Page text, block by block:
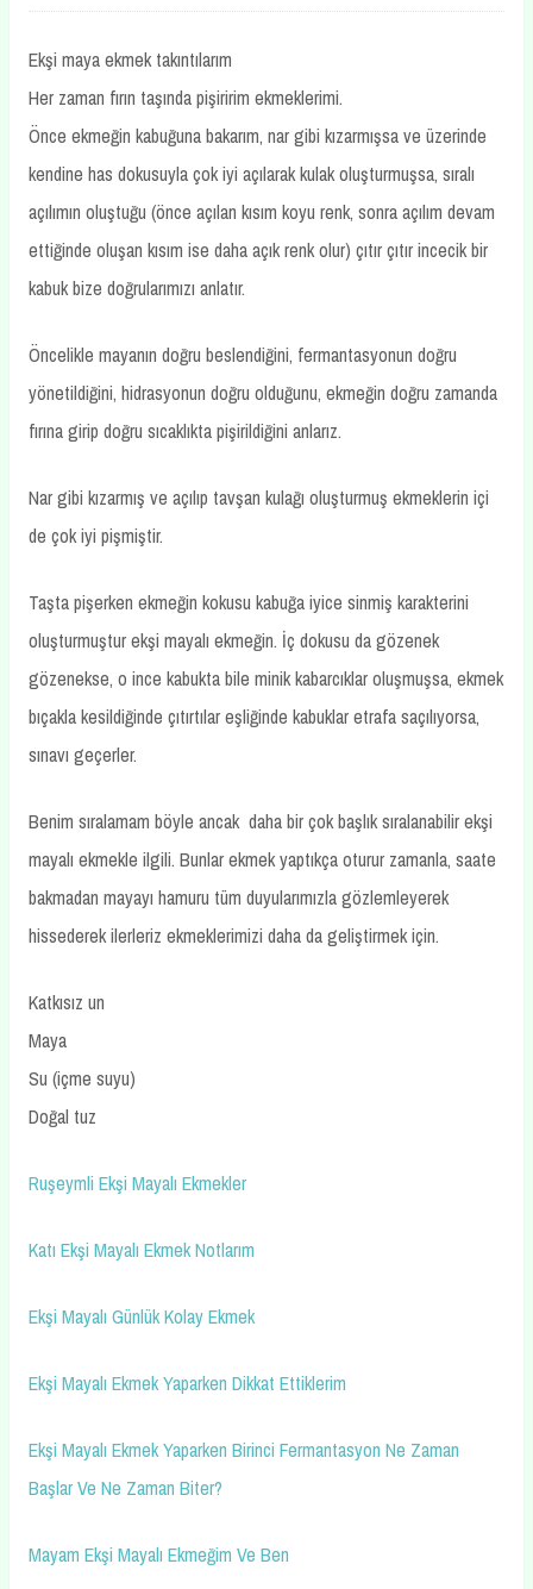
Ekşi maya ekmek takıntılarım
Her zaman fırın taşında pişiririm ekmeklerimi.
Önce ekmeğin kabuğuna bakarım, nar gibi kızarmışsa ve üzerinde
kendine has dokusuyla çok iyi açılarak kulak oluşturmuşsa, sıralı
açılımın oluştuğu (önce açılan kısım koyu renk, sonra açılım devam
ettiğinde oluşan kısım ise daha açık renk olur) çıtır çıtır incecik bir
kabuk bize doğrularımızı anlatır.
Öncelikle mayanın doğru beslendiğini, fermantasyonun doğru
yönetildiğini, hidrasyonun doğru olduğunu, ekmeğin doğru zamanda
fırına girip doğru sıcaklıkta pişirildiğini anlarız.
Nar gibi kızarmış ve açılıp tavşan kulağı oluşturmuş ekmeklerin içi
de çok iyi pişmiştir.
Taşta pişerken ekmeğin kokusu kabuğa iyice sinmiş karakterini
oluşturmuştur ekşi mayalı ekmeğin. İç dokusu da gözenek
gözenekse, o ince kabukta bile minik kabarcıklar oluşmuşsa, ekmek
bıçakla kesildiğinde çıtırtılar eşliğinde kabuklar etrafa saçılıyorsa,
sınavı geçerler.
Benim sıralamam böyle ancak daha bir çok başlık sıralanabilir ekşi
mayalı ekmekle ilgili. Bunlar ekmek yaptıkça oturur zamanla, saate
bakmadan mayayı hamuru tüm duyularımızla gözlemleyerek
hissederek ilerleriz ekmeklerimizi daha da geliştirmek için.
Katkısız un
Maya
Su (içme suyu)
Doğal tuz
Ruşeymli Ekşi Mayalı Ekmekler
Katı Ekşi Mayalı Ekmek Notlarım
Ekşi Mayalı Günlük Kolay Ekmek
Ekşi Mayalı Ekmek Yaparken Dikkat Ettiklerim
Ekşi Mayalı Ekmek Yaparken Birinci Fermantasyon Ne Zaman
Başlar Ve Ne Zaman Biter?
Mayam Ekşi Mayalı Ekmeğim Ve Ben